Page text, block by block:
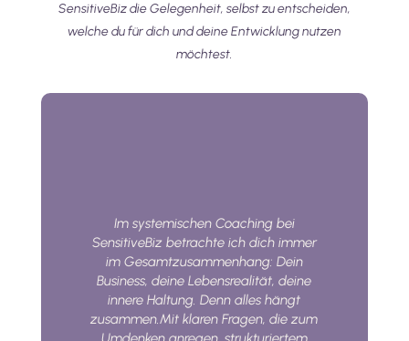
SensitiveBiz die Gelegenheit, selbst zu entscheiden,
welche du für dich und deine Entwicklung nutzen
möchtest.
Im systemischen Coaching bei
SensitiveBiz betrachte ich dich immer
im Gesamtzusammenhang: Dein
Business, deine Lebensrealität, deine
innere Haltung. Denn alles hängt
zusammen.Mit klaren Fragen, die zum